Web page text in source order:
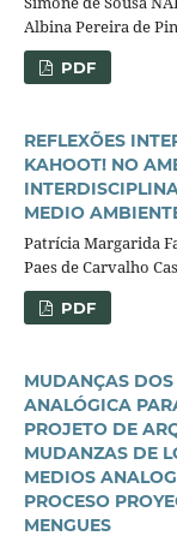
Albina Pereira de
PDF
REFLEXÕES
KAHOOT! NO
MEDIO
Patrícia Margarida
Paes de Carvalho
PDF
MUDANÇAS
ANALÓGICA
PROJETO DE
MUDANZAS DE
MEDIOS
PROCESO
MENGUES